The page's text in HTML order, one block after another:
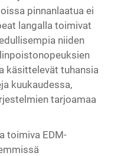
pinnanlaatua ei
langalla toimivat
niiden
käsittelevät tuhansia
kuukaudessa,
tarjoamaa
toimiva EDM-